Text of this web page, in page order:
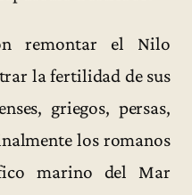
remontar el Nilo
la fertilidad de sus
griegos, persas,
los romanos
marino del Mar